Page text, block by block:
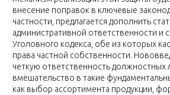
внесение поправок в ключевые
частности, предлагается дополнить
административной ответственности и
Уголовного кодекса, обе из которых
права частной собственности.
четкую ответственность должностных
вмешательство в такие
как выбор ассортимента продукции,